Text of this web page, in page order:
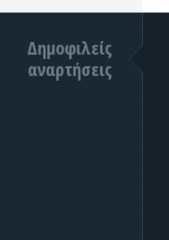
Δημοφιλείς
αναρτήσεις